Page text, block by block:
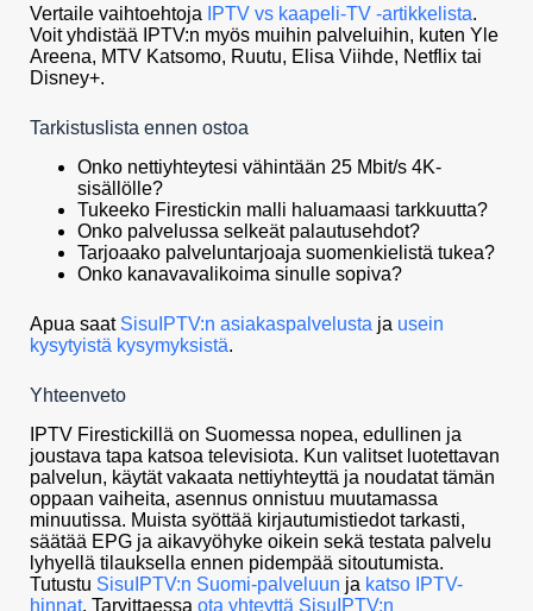
Vertaile vaihtoehtoja IPTV vs kaapeli-TV -artikkelista.
Voit yhdistää IPTV:n myös muihin palveluihin, kuten Yle
Areena, MTV Katsomo, Ruutu, Elisa Viihde, Netflix tai
Disney+.
Tarkistuslista ennen ostoa
Onko nettiyhteytesi vähintään 25 Mbit/s 4K-
sisällölle?
Tukeeko Firestickin malli haluamaasi tarkkuutta?
Onko palvelussa selkeät palautusehdot?
Tarjoaako palveluntarjoaja suomenkielistä tukea?
Onko kanavavalikoima sinulle sopiva?
Apua saat SisuIPTV:n asiakaspalvelusta ja usein
kysytyistä kysymyksistä.
Yhteenveto
IPTV Firestickillä on Suomessa nopea, edullinen ja
joustava tapa katsoa televisiota. Kun valitset luotettavan
palvelun, käytät vakaata nettiyhteyttä ja noudatat tämän
oppaan vaiheita, asennus onnistuu muutamassa
minuutissa. Muista syöttää kirjautumistiedot tarkasti,
säätää EPG ja aikavyöhyke oikein sekä testata palvelu
lyhyellä tilauksella ennen pidempää sitoutumista.
Tutustu SisuIPTV:n Suomi-palveluun ja katso IPTV-
hinnat. Tarvittaessa ota yhteyttä SisuIPTV:n